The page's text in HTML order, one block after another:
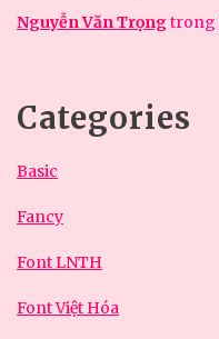
Nguyễn Văn Trọngtrong
Categories
Basic
Fancy
Font LNTH
Font Việt Hóa